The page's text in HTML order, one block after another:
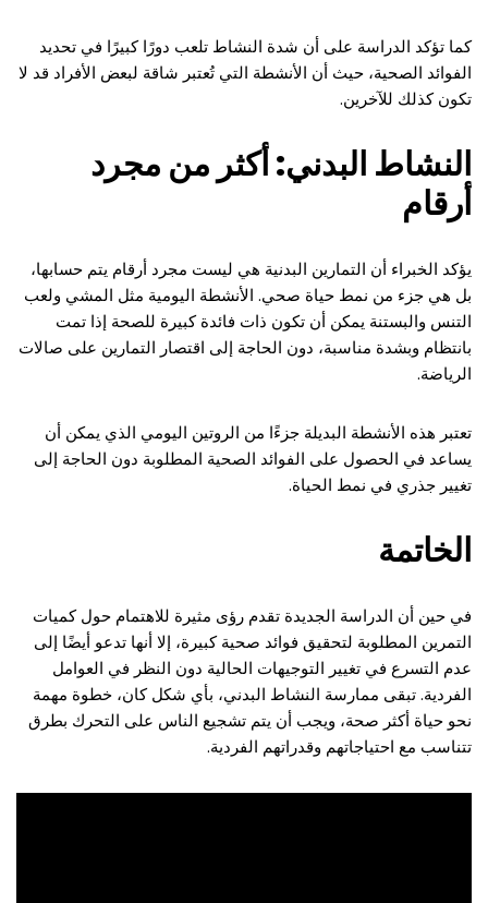
كما تؤكد الدراسة على أن شدة النشاط تلعب دورًا كبيرًا في تحديد
الفوائد الصحية، حيث أن الأنشطة التي تُعتبر شاقة لبعض الأفراد قد لا
تكون كذلك للآخرين.
النشاط البدني: أكثر من مجرد
أرقام
يؤكد الخبراء أن التمارين البدنية هي ليست مجرد أرقام يتم حسابها،
بل هي جزء من نمط حياة صحي. الأنشطة اليومية مثل المشي ولعب
التنس والبستنة يمكن أن تكون ذات فائدة كبيرة للصحة إذا تمت
بانتظام وبشدة مناسبة، دون الحاجة إلى اقتصار التمارين على صالات
الرياضة.
تعتبر هذه الأنشطة البديلة جزءًا من الروتين اليومي الذي يمكن أن
يساعد في الحصول على الفوائد الصحية المطلوبة دون الحاجة إلى
تغيير جذري في نمط الحياة.
الخاتمة
في حين أن الدراسة الجديدة تقدم رؤى مثيرة للاهتمام حول كميات
التمرين المطلوبة لتحقيق فوائد صحية كبيرة، إلا أنها تدعو أيضًا إلى
عدم التسرع في تغيير التوجيهات الحالية دون النظر في العوامل
الفردية. تبقى ممارسة النشاط البدني، بأي شكل كان، خطوة مهمة
نحو حياة أكثر صحة، ويجب أن يتم تشجيع الناس على التحرك بطرق
تتناسب مع احتياجاتهم وقدراتهم الفردية.